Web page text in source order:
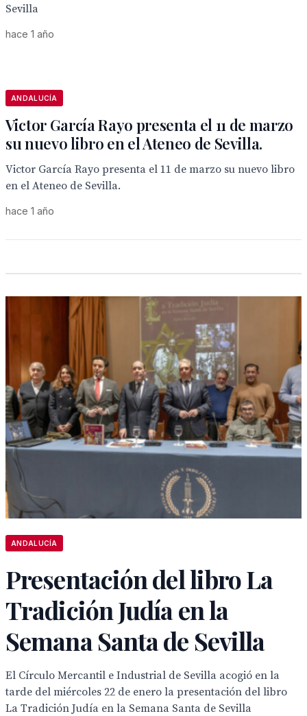
Sevilla
hace 1 año
ANDALUCÍA
Victor García Rayo presenta el 11 de marzo
su nuevo libro en el Ateneo de Sevilla.
Victor García Rayo presenta el 11 de marzo su nuevo libro
en el Ateneo de Sevilla.
hace 1 año
ANDALUCÍA
Presentación del libro La
Tradición Judía en la
Semana Santa de Sevilla
El Círculo Mercantil e Industrial de Sevilla acogió en la
tarde del miércoles 22 de enero la presentación del libro
La Tradición Judía en la Semana Santa de Sevilla